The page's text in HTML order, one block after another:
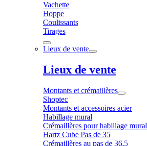
Vachette
Hoppe
Coulissants
Tirages
Lieux de vente
Lieux de vente
Montants et crémaillères
Shoptec
Montants et accessoires acier
Habillage mural
Crémaillères pour habillage mural
Hartz Cube Pas de 35
Crémaillères au pas de 36,5